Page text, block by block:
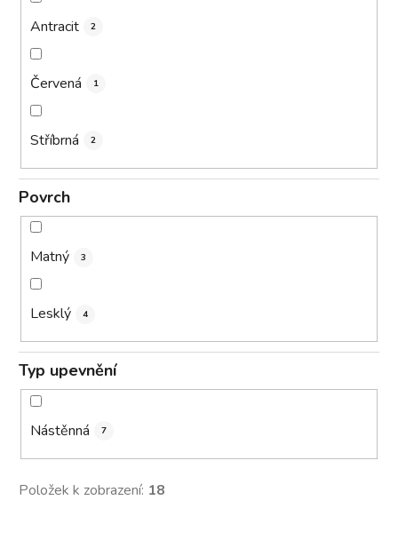
Antracit 2
Červená 1
Stříbrná 2
Povrch
Matný 3
Lesklý 4
Typ upevnění
Nástěnná 7
Položek k zobrazení: 18